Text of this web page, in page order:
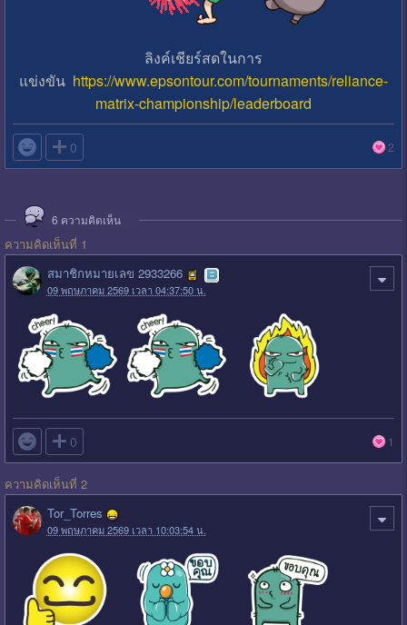
ลิงค์เชียร์สดในการ
แข่งขัน https://www.epsontour.com/tournaments/reliance-
matrix-championship/leaderboard
 0 2
6 ความคิดเห็น
ความคิดเห็นที่ 1
สมาชิกหมายเลข 2933266
09 พฤษภาคม 2569 เวลา 04:37:50 น.
 0 1
ความคิดเห็นที่ 2
Tor_Torres
09 พฤษภาคม 2569 เวลา 10:03:54 น.